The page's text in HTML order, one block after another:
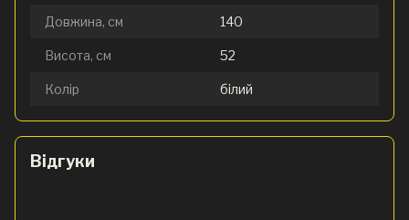
Довжина, см 140
Висота, см 52
Колір білий
Відгуки